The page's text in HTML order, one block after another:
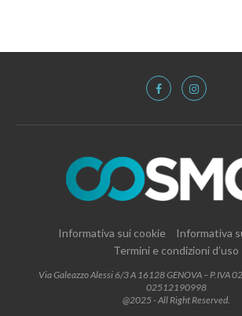
Informativa sui cookie
Informativa
Termini e condizioni d’uso
Via Galeazzo Alessi 6/3 A 16128 GENOVA – P.IVA
02512190998
@2025 - All Right Reserved.